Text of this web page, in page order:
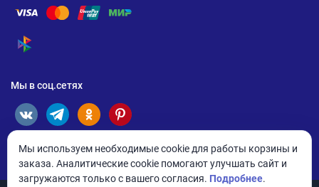
Помощь по оплате Visa
Помощь по оплате Mastercard
Помощь по оплате UnionPay
Помощь по оплате Мир
Помощь по оплате СБП
Мы в соц.сетях
Мы используем необходимые cookie для работы корзины и
заказа. Аналитические cookie помогают улучшать сайт и
загружаются только с вашего согласия. Подробнее.